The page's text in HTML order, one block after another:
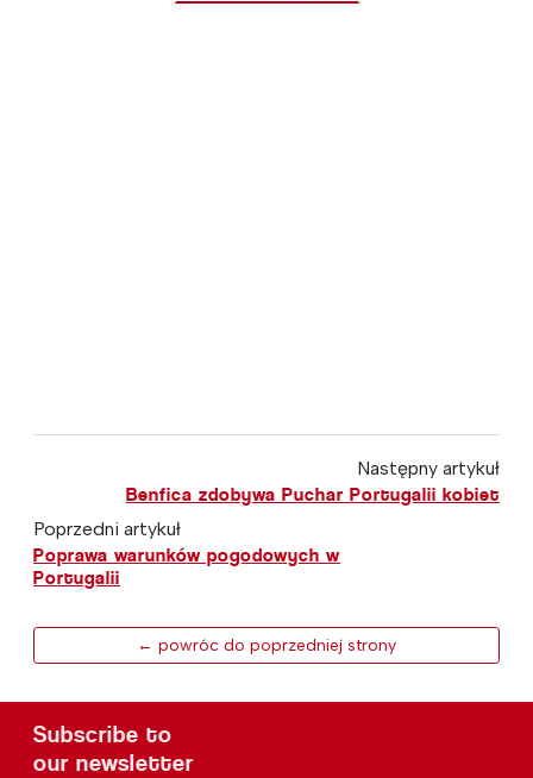
Następny artykuł
Benfica zdobywa Puchar Portugalii kobiet
Poprzedni artykuł
Poprawa warunków pogodowych w
Portugalii
← powróc do poprzedniej strony
Subscribe to
our newsletter